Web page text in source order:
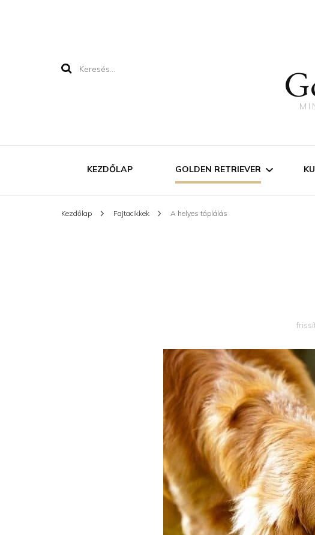
Keresés:
KEZDŐLAP GOLDEN RETRIEVER
TÁPLÁLÁS
KUTYATÖRTÉNELEM
Kezdőlap Fajtacikkek A helyes táplálás